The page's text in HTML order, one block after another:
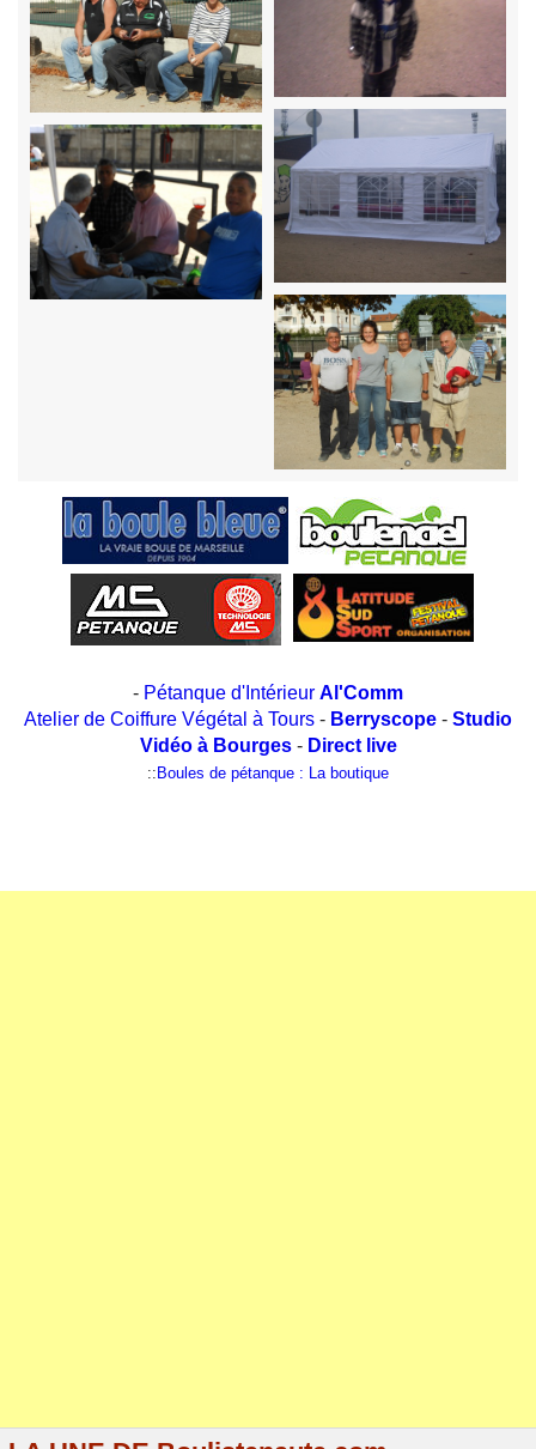
- Pétanque d'Intérieur Al'Comm
Atelier de Coiffure Végétal à Tours - Berryscope - Studio
Vidéo à Bourges- Direct live
::Boules de pétanque : La boutique